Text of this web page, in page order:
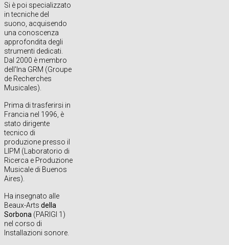
Si è poi specializzato
in tecniche del
suono, acquisendo
una conoscenza
approfondita degli
strumenti dedicati.
Dal 2000 è membro
dell'Ina GRM (Groupe
de Recherches
Musicales).
Prima di trasferirsi in
Francia nel 1996, è
stato dirigente
tecnico di
produzione presso il
LIPM (Laboratorio di
Ricerca e Produzione
Musicale di Buenos
Aires).
Ha insegnato alle
Beaux-Arts della
Sorbona (PARIGI 1)
nel corso di
Installazioni sonore.